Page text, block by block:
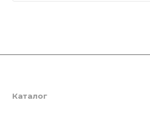
О компании
Каталог